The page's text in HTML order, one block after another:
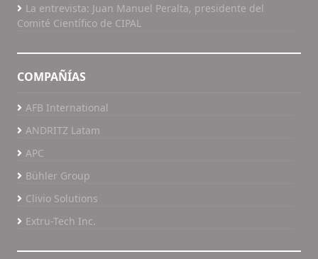
La entrevista: Juan Manuel Peralta, presidente del
Comité Científico de CIPAL
COMPAÑÍAS
AFB International
ANDRITZ Latam
APC
Bühler Group
Clivio Solutions
Extru-Tech Inc.